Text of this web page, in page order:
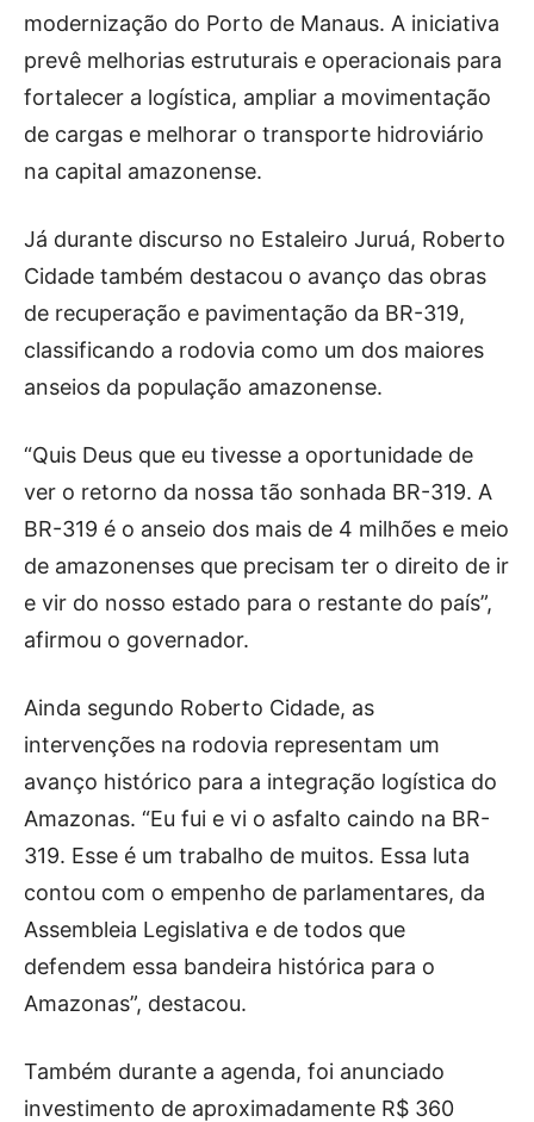
modernização do Porto de Manaus. A iniciativa
prevê melhorias estruturais e operacionais para
fortalecer a logística, ampliar a movimentação
de cargas e melhorar o transporte hidroviário
na capital amazonense.
Já durante discurso no Estaleiro Juruá, Roberto
Cidade também destacou o avanço das obras
de recuperação e pavimentação da BR-319,
classificando a rodovia como um dos maiores
anseios da população amazonense.
“Quis Deus que eu tivesse a oportunidade de
ver o retorno da nossa tão sonhada BR-319. A
BR-319 é o anseio dos mais de 4 milhões e meio
de amazonenses que precisam ter o direito de ir
e vir do nosso estado para o restante do país”,
afirmou o governador.
Ainda segundo Roberto Cidade, as
intervenções na rodovia representam um
avanço histórico para a integração logística do
Amazonas. “Eu fui e vi o asfalto caindo na BR-
319. Esse é um trabalho de muitos. Essa luta
contou com o empenho de parlamentares, da
Assembleia Legislativa e de todos que
defendem essa bandeira histórica para o
Amazonas”, destacou.
Também durante a agenda, foi anunciado
investimento de aproximadamente R$ 360